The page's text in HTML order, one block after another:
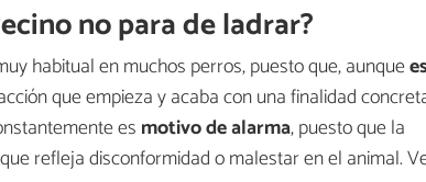
no para de ladrar?
habitual en muchos perros, puesto que, aunquees
que empieza y acaba con una finalidad
es motivo de alarma, puesto que la
refleja disconformidad o malestar en el animal.